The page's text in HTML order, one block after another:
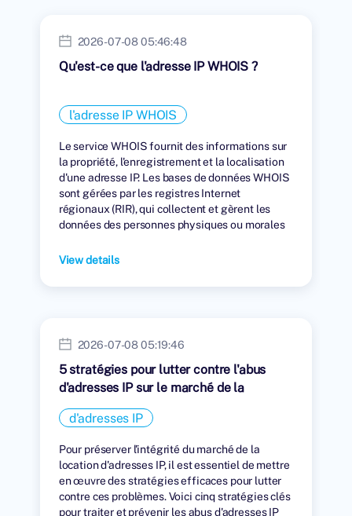
2026-07-08 05:46:48
Qu'est-ce que l'adresse IP WHOIS ?
l'adresse IP WHOIS
Le service WHOIS fournit des informations sur
la propriété, l'enregistrement et la localisation
d'une adresse IP. Les bases de données WHOIS
sont gérées par les registres Internet
régionaux (RIR), qui collectent et gèrent les
données des personnes physiques ou morales
View details
2026-07-08 05:19:46
5 stratégies pour lutter contre l'abus
d'adresses IP sur le marché de la
location
d'adresses IP
Pour préserver l'intégrité du marché de la
location d'adresses IP, il est essentiel de mettre
en œuvre des stratégies efficaces pour lutter
contre ces problèmes. Voici cinq stratégies clés
pour traiter et prévenir les abus d'adresses IP